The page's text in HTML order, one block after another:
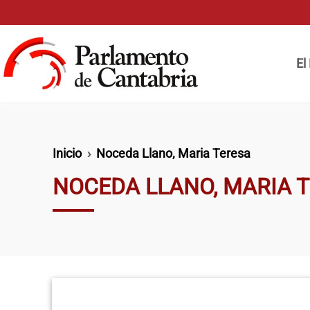
Ruta de navegación
Inicio Noceda Llano, Maria Teresa
NOCEDA LLANO, MARIA